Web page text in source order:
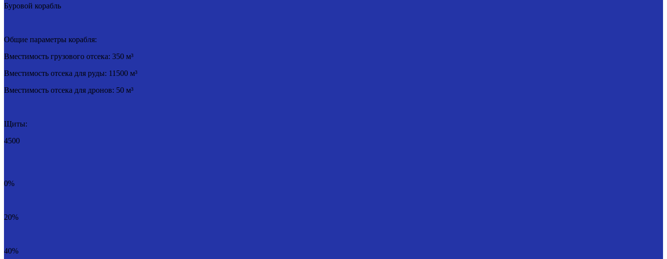
Буровой корабль
Общие параметры корабля:
Вместимость грузового отсека: 350 м³
Вместимость отсека для руды: 11500 м³
Вместимость отсека для дронов: 50 м³
Щиты:
4500
0%
20%
40%